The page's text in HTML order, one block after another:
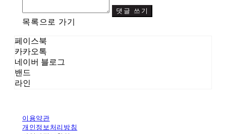
댓글 쓰기
목록으로 가기
페이스북
카카오톡
네이버 블로그
밴드
라인
이용약관
개인정보처리방침